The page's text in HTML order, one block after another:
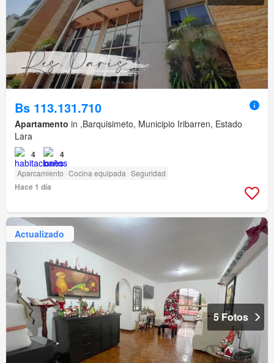
Bs 113.131.710
Apartamento in ,Barquisimeto, Municipio Iribarren, Estado
Lara
4 4
Aparcamiento Cocina equipada Seguridad
Hace 1 día
Actualizado
5 Fotos